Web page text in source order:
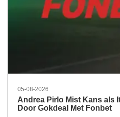
05-08-2026
Andrea Pirlo Mist Kans als
Door Gokdeal Met Fonbet